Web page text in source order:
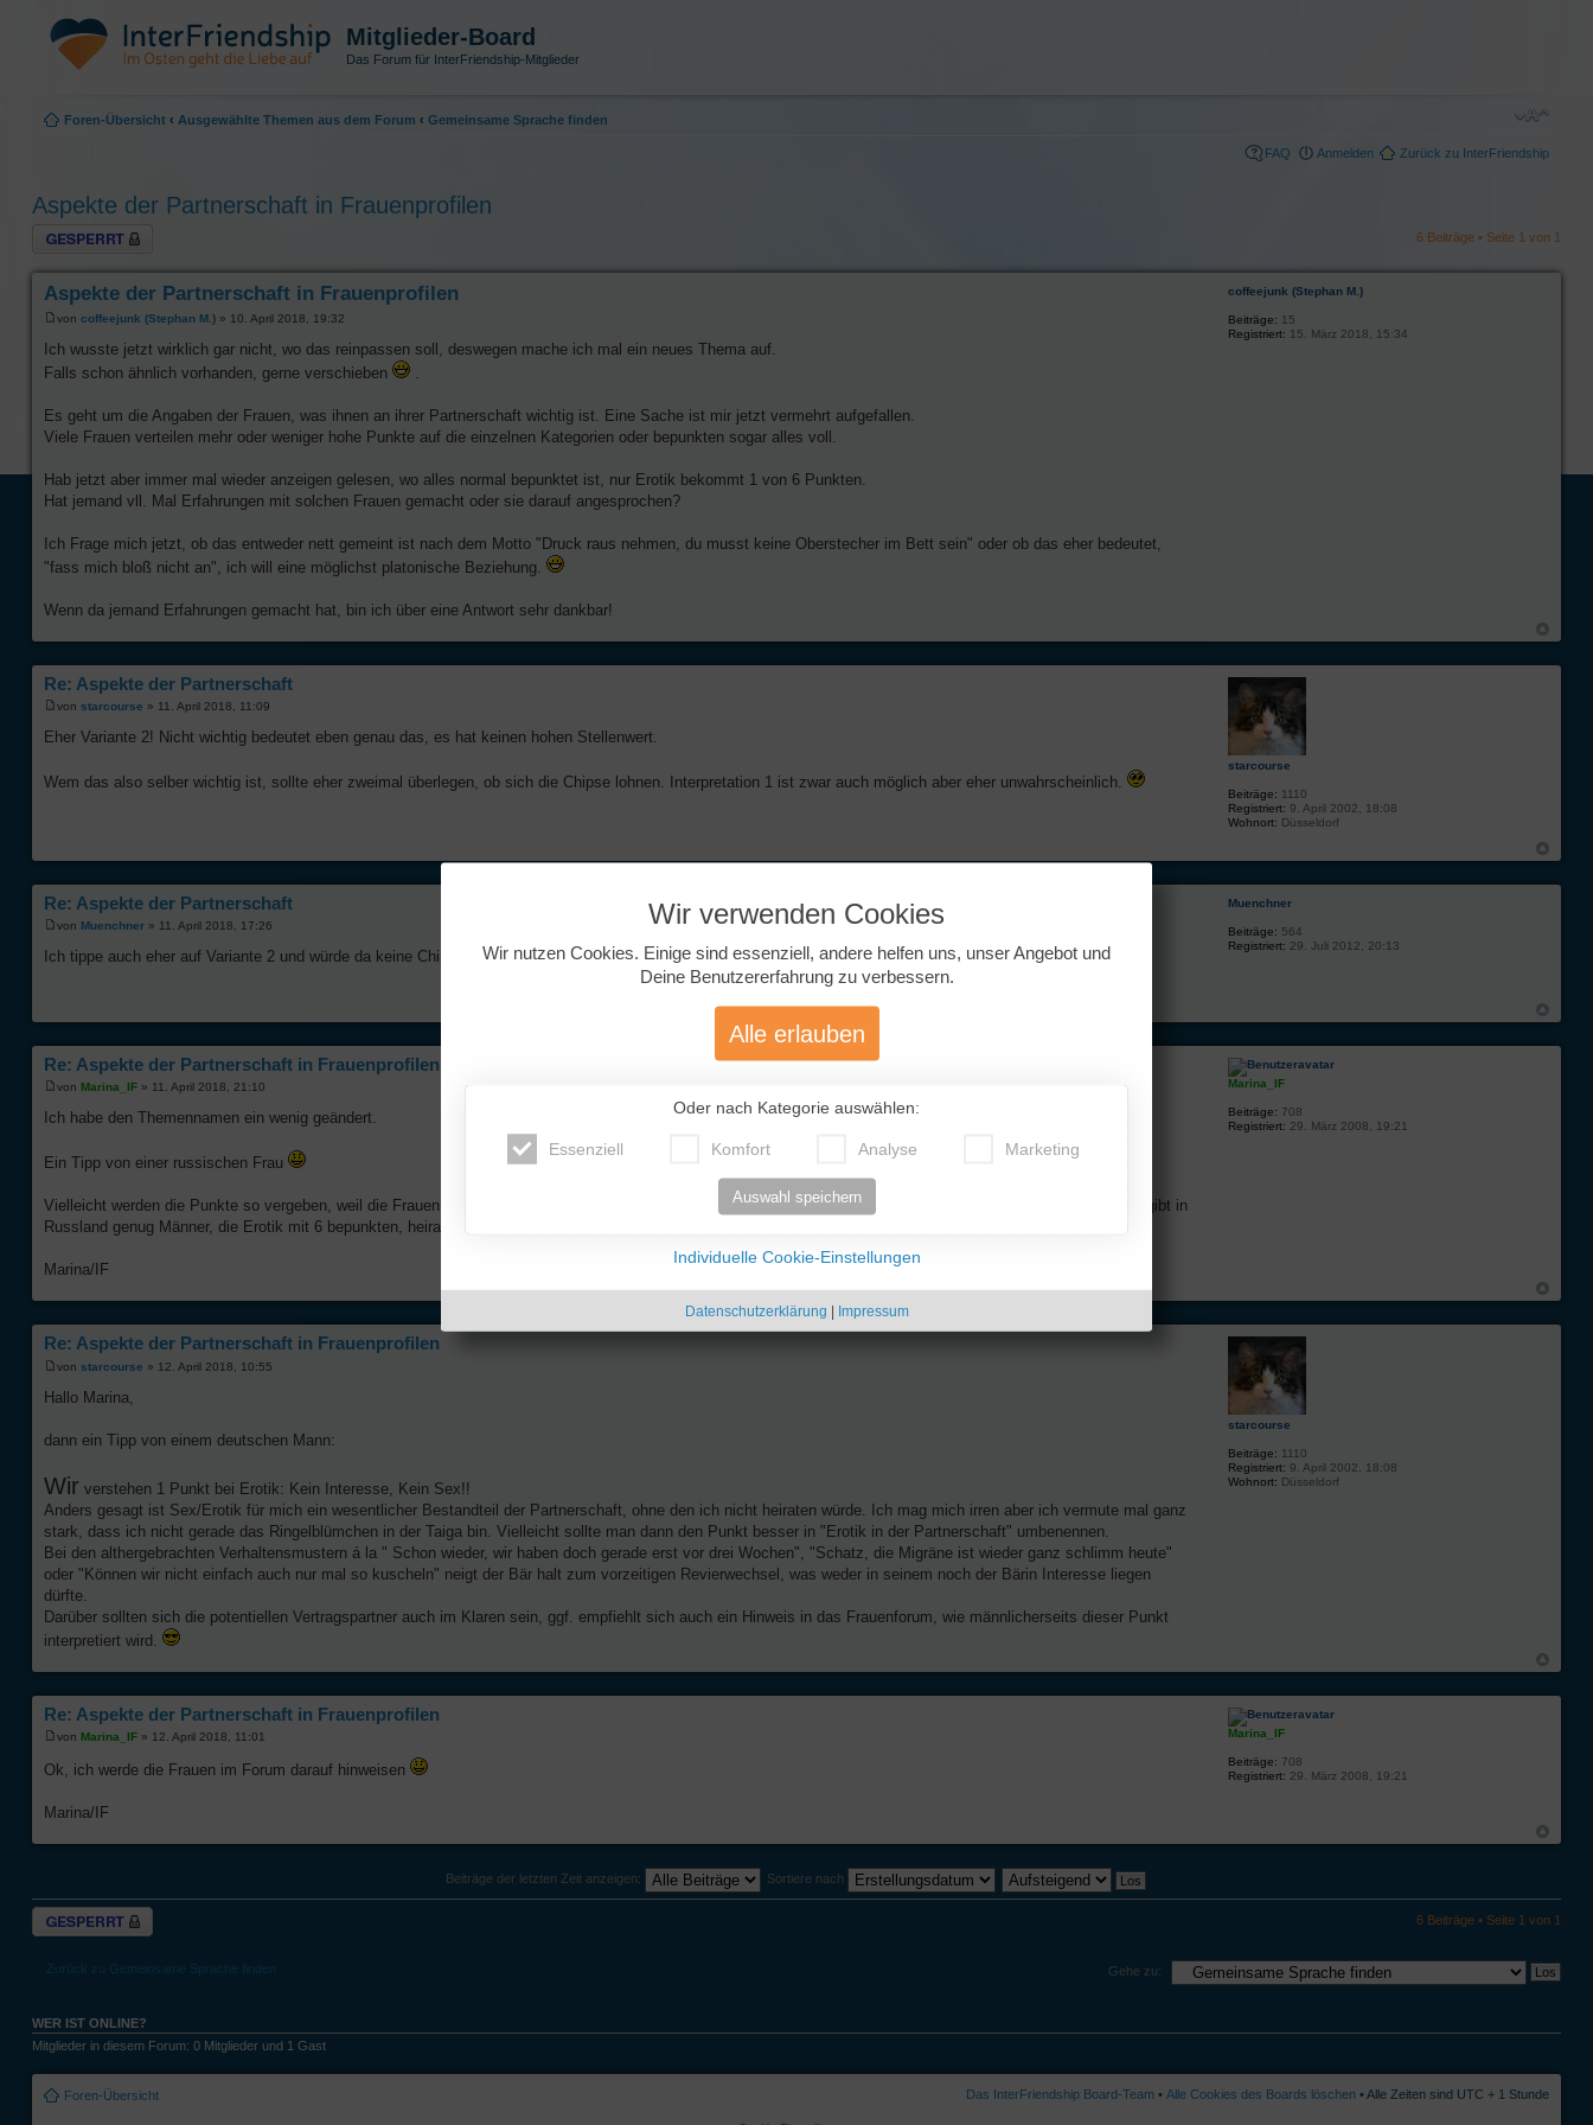
Mitglieder-Board
Das Forum für InterFriendship-Mitglieder
Foren-Übersicht ‹ Ausgewählte Themen aus dem Forum ‹ Gemeinsame Sprache finden
FAQ Anmelden Zurück zu InterFriendship
Aspekte der Partnerschaft in Frauenprofilen
Thema gesperrt 6 Beiträge • Seite 1 von 1
Aspekte der Partnerschaft in Frauenprofilen
von coffeejunk (Stephan M.) » 10. April 2018, 19:32
Ich wusste jetzt wirklich gar nicht, wo das reinpassen soll, deswegen mache ich mal ein neues Thema auf.
Falls schon ähnlich vorhanden, gerne verschieben
Es geht um die Angaben der Frauen, was ihnen an ihrer Partnerschaft wichtig ist. Eine Sache ist mir jetzt vermehrt aufgefallen.
Viele Frauen verteilen mehr oder weniger hohe Punkte auf die einzelnen Kategorien oder bepunkten sogar alles voll.
Hab jetzt aber immer mal wieder anzeigen gelesen, wo alles normal bepunktet ist, nur Erotik bekommt 1 von 6 Punkten.
Hat jemand vll. Mal Erfahrungen mit solchen Frauen gemacht oder sie darauf angesprochen?
Ich Frage mich jetzt, ob das entweder nett gemeint ist nach dem Motto "Druck raus nehmen, du musst keine Oberstecher im Bett sein" oder ob das eher bedeutet,
"fass mich bloß nicht an", ich will eine möglichst platonische Beziehung.
Wenn da jemand Erfahrungen gemacht hat, bin ich über eine Antwort sehr dankbar!
coffeejunk (Stephan M.)
Beiträge: 15
Registriert: 15. März 2018, 15:34
Re: Aspekte der Partnerschaft
von starcourse » 11. April 2018, 11:09
Eher Variante 2! Nicht wichtig bedeutet eben genau das, es hat keinen hohen Stellenwert.
Wem das also selber wichtig ist, sollte eher zweimal überlegen, ob sich die Chipse lohnen. Interpretation 1 ist zwar auch möglich aber eher unwahrscheinlich.
starcourse
Beiträge: 1110
Registriert: 9. April 2002, 18:08
Wohnort: Düsseldorf
Re: Aspekte der Partnerschaft
von Muenchner » 11. April 2018, 17:26
Ich tippe auch eher auf Variante 2 und würde da keine Chips investieren!
Muenchner
Beiträge: 564
Registriert: 29. Juli 2012, 20:13
Re: Aspekte der Partnerschaft in Frauenprofilen
von Marina_IF » 11. April 2018, 21:10
Ich habe den Themennamen ein wenig geändert.
Ein Tipp von einer russischen Frau
Vielleicht werden die Punkte so vergeben, weil die Frauen vor allem familienorientiert sind und eine seriöse Beziehung wollen und keine einfach nur sexuelle. Es gibt in
Russland genug Männer, die Erotik mit 6 bepunkten, heiraten aber nicht.
Marina/IF
Marina_IF
Beiträge: 708
Registriert: 29. März 2008, 19:21
Re: Aspekte der Partnerschaft in Frauenprofilen
von starcourse » 12. April 2018, 10:55
Hallo Marina,
dann ein Tipp von einem deutschen Mann:
Wir verstehen 1 Punkt bei Erotik: Kein Interesse, Kein Sex!!
Anders gesagt ist Sex/Erotik für mich ein wesentlicher Bestandteil der Partnerschaft, ohne den ich nicht heiraten würde. Ich mag mich irren aber ich vermute mal ganz
stark, dass ich nicht gerade das Ringelblümchen in der Taiga bin. Vielleicht sollte man dann den Punkt besser in "Erotik in der Partnerschaft" umbenennen.
Bei den althergebrachten Verhaltensmustern á la " Schon wieder, wir haben doch gerade erst vor drei Wochen", "Schatz, die Migräne ist wieder ganz schlimm heute"
oder "Können wir nicht einfach auch nur mal so kuscheln" neigt der Bär halt zum vorzeitigen Revierwechsel, was weder in seinem noch der Bärin Interesse liegen
dürfte.
Darüber sollten sich die potentiellen Vertragspartner auch im Klaren sein, ggf. empfiehlt sich auch ein Hinweis in das Frauenforum, wie männlicherseits dieser Punkt
interpretiert wird.
starcourse
Beiträge: 1110
Registriert: 9. April 2002, 18:08
Wohnort: Düsseldorf
Re: Aspekte der Partnerschaft in Frauenprofilen
von Marina_IF » 12. April 2018, 11:01
Ok, ich werde die Frauen im Forum darauf hinweisen
Marina/IF
Marina_IF
Beiträge: 708
Registriert: 29. März 2008, 19:21
Beiträge der letzten Zeit anzeigen: Sortiere nach
Thema gesperrt 6 Beiträge • Seite 1 von 1
Zurück zu Gemeinsame Sprache finden Gehe zu:
WER IST ONLINE?
Mitglieder in diesem Forum: 0 Mitglieder und 1 Gast
Foren-Übersicht Das InterFriendship Board-Team • Alle Cookies des Boards löschen • Alle Zeiten sind UTC + 1 Stunde
Wir verwenden Cookies
Wir nutzen Cookies. Einige sind essenziell, andere helfen uns, unser Angebot und
Deine Benutzererfahrung zu verbessern.
Alle erlauben
Oder nach Kategorie auswählen:
Essenziell Komfort Analyse Marketing
Auswahl speichern
Individuelle Cookie-Einstellungen
Datenschutzerklärung | Impressum